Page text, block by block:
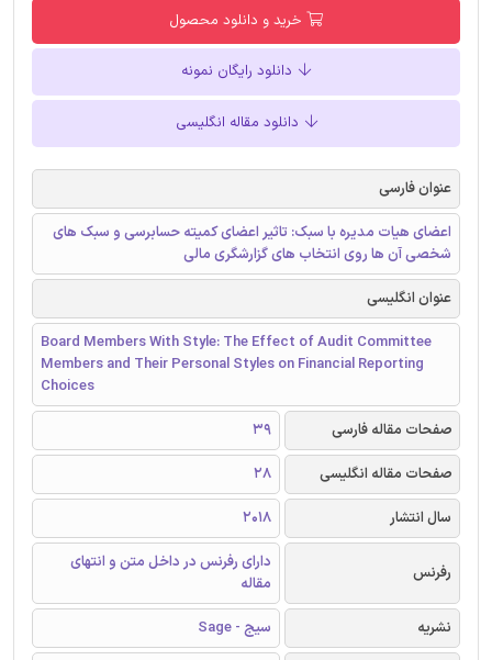
خرید و دانلود محصول
دانلود رایگان نمونه
دانلود مقاله انگلیسی
عنوان فارسی
اعضای هیات مدیره با سبک: تاثیر اعضای کمیته حسابرسی و سبک های
شخصی آن ها روی انتخاب های گزارشگری مالی
عنوان انگلیسی
Board Members With Style: The Effect of Audit Committee
Members and Their Personal Styles on Financial Reporting
Choices
صفحات مقاله فارسی
39
صفحات مقاله انگلیسی
28
سال انتشار
2018
رفرنس
دارای رفرنس در داخل متن و انتهای
مقاله
نشریه
سیج - Sage